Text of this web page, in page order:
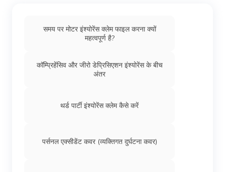
कार इंश्योरेंस में वॉलेंटरी डिडक्टिबल
कार इंश्योरेंस में ऐड-ऑन कवर
कार इंश्योरें की तुलना करें
कार इंश्योरेंस में एनसीबी
समय पर मोटर इंश्योरेंस क्लेम फाइल करना क्यों
महत्वपूर्ण है?
कॉम्प्रिहेंसिव और जीरो डेप्रिसिएशन इंश्योरेंस के बीच
अंतर
थर्ड पार्टी इंश्योरेंस क्लेम कैसे करें
पर्सनल एक्सीडेंट कवर (व्यक्तिगत दुर्घटना कवर)